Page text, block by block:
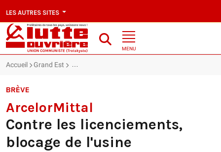
LES AUTRES SITES
MENU
Accueil Grand Est ArcelorMittal : Contre les licenciements, blocage
BRÈVE
ArcelorMittal
Contre les licenciements,
blocage de l'usine